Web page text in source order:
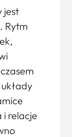
jest
Rytm
i relacje